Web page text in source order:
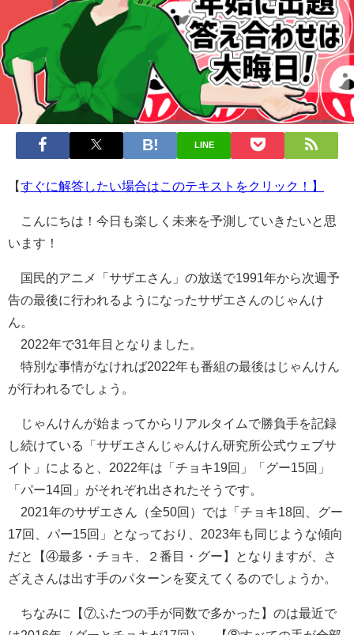
LINE
【すぐに解答したい場合はこのテキストをクリック！】
こんにちは！今日も楽しく未来を予測していきたいと思
います！
国民的アニメ「サザエさん」の放送で1991年から次週予
告の最後に行われるようになったサザエさんのじゃんけ
ん。
2022年で31年目となりました。
特別な事情がなければ2022年も番組の最後はじゃんけん
が行われるでしょう。
じゃんけんが始まってからリアルタイムで勝負手を記録
し続けている「サザエさんじゃんけん研究所公式ウェブサ
イト」によると、2022年は「チョキ19回」「グー15回」
「パー14回」がそれぞれ出されたそうです。
2021年のサザエさん（全50回）では「チョキ18回、グー
17回、パー15回」となっており、2023年も同じような傾向
だと【④最多・チョキ、２番目・グー】となりますが、さ
ざえさんは出す手のパターンを変えてくるのでしょうか。
ちなみに【⑦ふたつの手が同数で多かった】のは最近で